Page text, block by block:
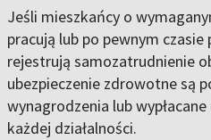
Jeśli mieszkańcy o
pracują lub po pewnym
rejestrują samozatrudnienie
ubezpieczenie zdrowotne są
wynagrodzenia lub
każdej działalności.